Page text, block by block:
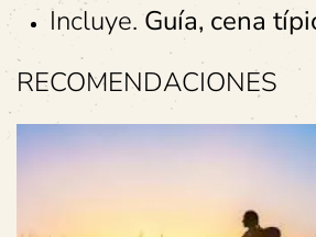
Incluye. Guía, cena
RECOMENDACIONES